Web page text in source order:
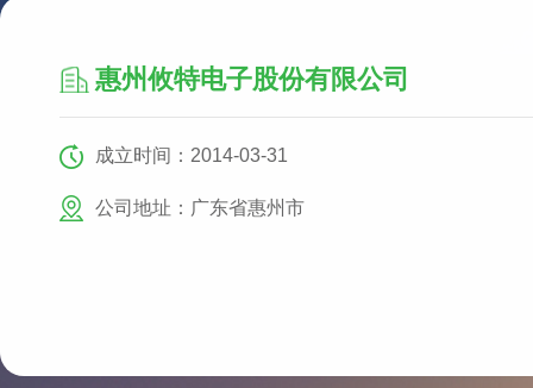
惠州攸特电子股份有限公司
成立时间：2014-03-31
公司地址：广东省惠州市